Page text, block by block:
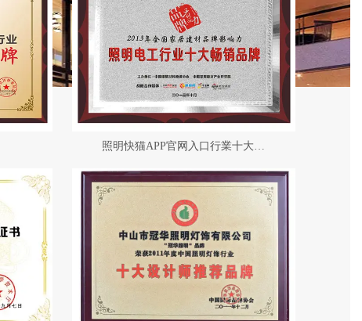
照明快猫APP官网入口行業十大暢銷品牌